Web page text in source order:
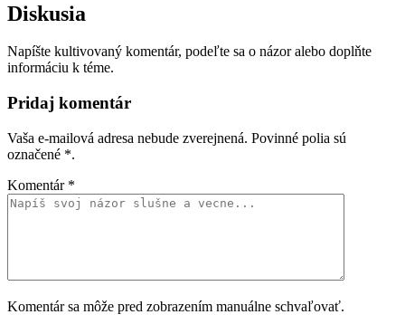
Diskusia
Napíšte kultivovaný komentár, podeľte sa o názor alebo doplňte
informáciu k téme.
Pridaj komentár
Vaša e-mailová adresa nebude zverejnená. Povinné polia sú
označené *.
Komentár *
Komentár sa môže pred zobrazením manuálne schvaľovať.